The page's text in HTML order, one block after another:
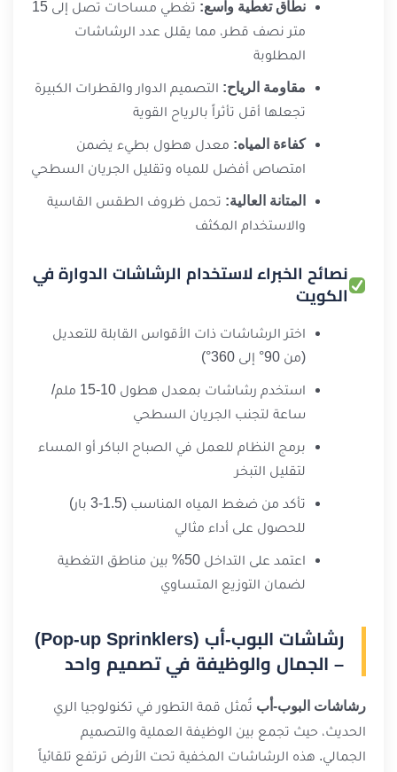
نطاق تغطية واسع:
تغطي مساحات تصل إلى 15
متر نصف قطر، مما يقلل عدد الرشاشات
المطلوبة
مقاومة الرياح: التصميم الدوار والقطرات الكبيرة
تجعلها أقل تأثراً بالرياح القوية
كفاءة المياه: معدل هطول بطيء يضمن
امتصاص أفضل للمياه وتقليل الجريان السطحي
المتانة العالية: تحمل ظروف الطقس القاسية
والاستخدام المكثف
نصائح الخبراء لاستخدام الرشاشات الدوارة في
الكويت
اختر الرشاشات ذات الأقواس القابلة للتعديل
(من 90° إلى 360°)
استخدم رشاشات بمعدل هطول 10-15 ملم/
ساعة لتجنب الجريان السطحي
برمج النظام للعمل في الصباح الباكر أو المساء
لتقليل التبخر
تأكد من ضغط المياه المناسب (1.5-3 بار)
للحصول على أداء مثالي
اعتمد على التداخل 50% بين مناطق التغطية
لضمان التوزيع المتساوي
رشاشات البوب-أب (Pop-up Sprinklers)
– الجمال والوظيفة في تصميم واحد
رشاشات البوب-أب تُمثل قمة التطور في تكنولوجيا الري
الحديث، حيث تجمع بين الوظيفة العملية والتصميم
الجمالي. هذه الرشاشات المخفية تحت الأرض ترتفع تلقائياً